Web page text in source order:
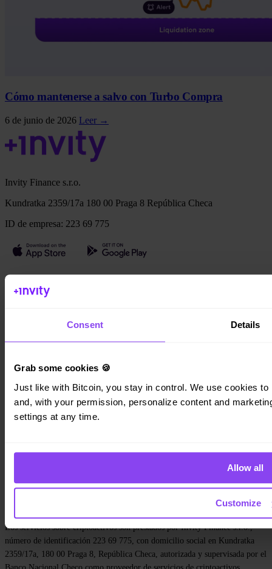
Consent Details
Grab some cookies 🍪
Just like with Bitcoin, you stay in control. We use cookies
and, with your permission, personalize content and
settings at any time.
Allow all
Customize
Cómo mantenerse a salvo con Turbo Compra
6 de junio de 2026 Leer →
Invity Finance s.r.o.
Kundratka 2359/17a 180 00 Praga 8 República Checa
ID de empresa: 223 69 775
Invity
Préstamos
Company
Sobre nosotros
Legal
Affiliate
Los servicios sobre criptoactivos son prestados por Invity Finance s.r.o.,
número de identificación 223 69 775, con domicilio social en Kundratka
2359/17a, 180 00 Praga 8, República Checa, autorizada y supervisada por el